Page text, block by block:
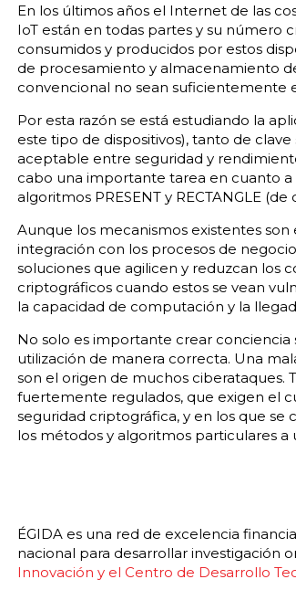
En los últimos años el Internet de las
IoT están en todas partes y su número
consumidos y producidos por estos
de procesamiento y almacenamiento
convencional no sean suficientemente
Por esta razón se está estudiando la
este tipo de dispositivos), tanto de
aceptable entre seguridad y
cabo una importante tarea en cuanto a
algoritmos PRESENT y RECTANGLE
Aunque los mecanismos existentes
integración con los procesos de
soluciones que agilicen y reduzcan los
criptográficos cuando estos se vean
la capacidad de computación y la
No solo es importante crear
utilización de manera correcta. Una
son el origen de muchos ciberataques.
fuertemente regulados, que exigen el
seguridad criptográfica, y en los que
los métodos y algoritmos particulares a
ÉGIDA es una red de excelencia
nacional para desarrollar investigación
Innovación y el Centro de Desarrollo